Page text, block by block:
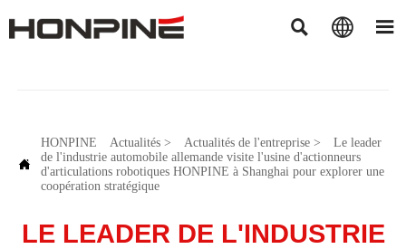
  

HONPINE Actualités> Actualités de l'entreprise>
Le leader
de l'industrie automobile allemande visite l'usine d'actionneurs
d'articulations robotiques HONPINE à Shanghai pour explorer une
coopération stratégique
LE LEADER DE L'INDUSTRIE